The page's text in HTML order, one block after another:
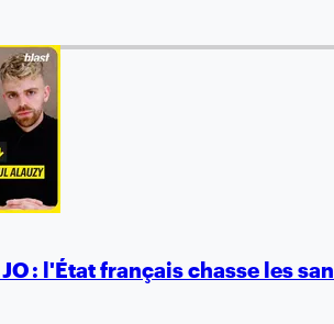
: l'État français chasse les